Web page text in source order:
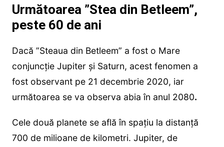
Următoarea ”Stea din Betleem”,
peste 60 de ani
Dacă ”Steaua din Betleem” a fost o Mare
conjuncție Jupiter și Saturn, acest fenomen a
fost observant pe 21 decembrie 2020, iar
următoarea se va observa abia în anul 2080.
Cele două planete se află în spaţiu la distanţă
700 de milioane de kilometri. Jupiter, de